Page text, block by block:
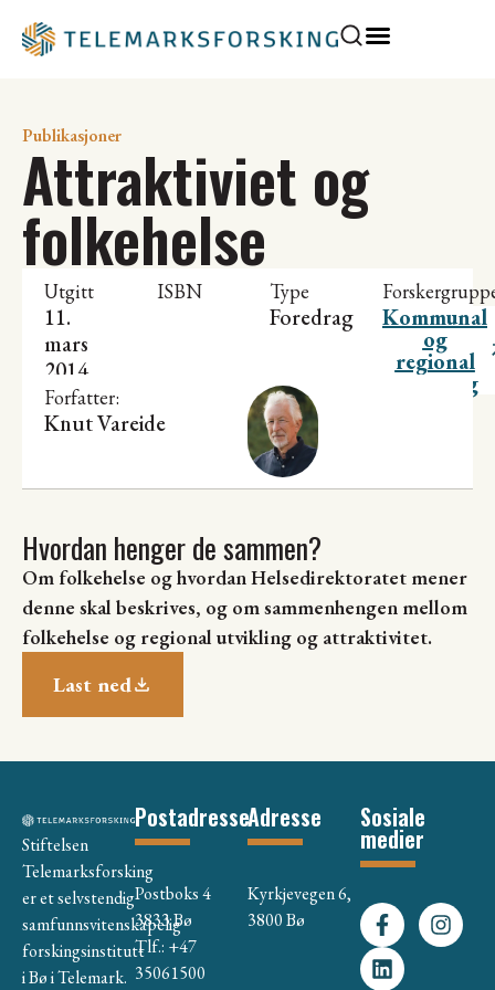
Publikasjoner
Attraktiviet og
folkehelse
Utgitt
11.
mars
2014
ISBN Type
Foredrag Kommunal
og
regional
utvikling
Forfatter:
Knut Vareide
Hvordan henger de sammen?
Om folkehelse og hvordan Helsedirektoratet mener
denne skal beskrives, og om sammenhengen mellom
folkehelse og regional utvikling og attraktivitet.
Last ned
Stiftelsen
Telemarksforsking
er et selvstendig
samfunnsvitenskapelig
forskingsinstitutt
i Bø i Telemark.
Postadresse
Postboks 4
3833 Bø
Tlf.: +47
35061500
Adresse
Kyrkjevegen 6,
3800 Bø
Sosiale
medier